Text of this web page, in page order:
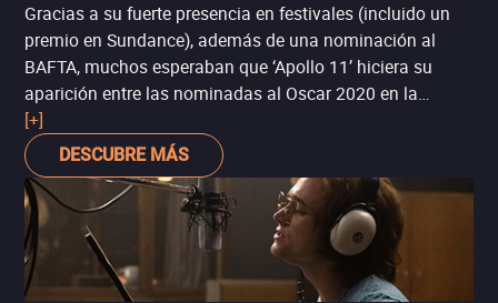
Gracias a su fuerte presencia en festivales (incluido un
premio en Sundance), además de una nominación al
BAFTA, muchos esperaban que ‘Apollo 11’ hiciera su
aparición entre las nominadas al Oscar 2020 en la
categoría de Mejor largometraje documental. Ésta, sin
embargo, tuvo dos apariciones sorpresa por parte de
documentales de Netflix, lo que dejó fuera al aclamado
documental sobre la llegada de la humanidad a la luna
en 1969.
[+]
DESCUBRE MÁS